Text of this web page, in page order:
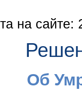
на сайте:
Об